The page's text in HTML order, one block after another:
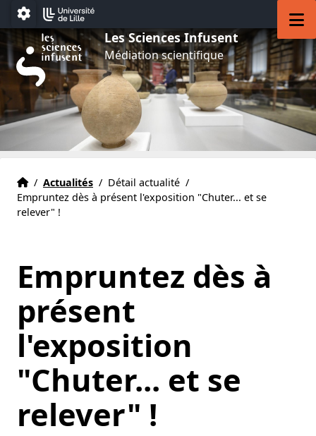
Aller au menu
Aller au contenu
Aller au pied de page
Paramétrage
Les Sciences Infusent
Médiation scientifique
Accueil
Accueil
/ Actualités / Détail actualité /
Empruntez dès à présent l'exposition "Chuter... et se
relever" !
Empruntez dès à
présent
l'exposition
"Chuter... et se
relever" !